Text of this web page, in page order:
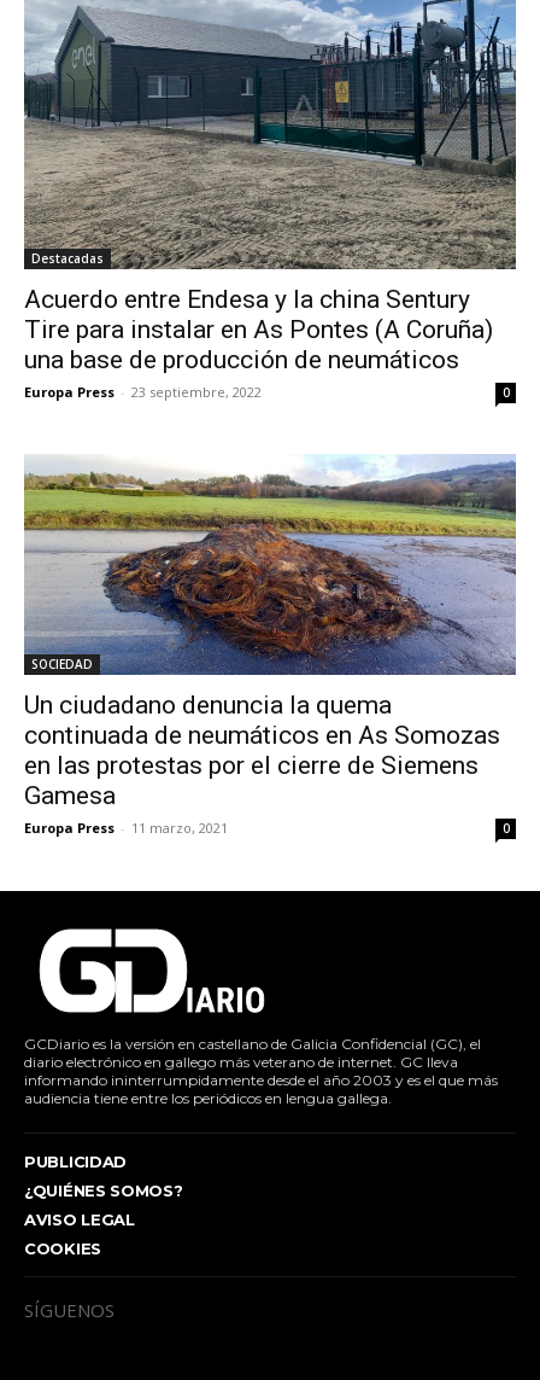
Destacadas
Acuerdo entre Endesa y la china Sentury
Tire para instalar en As Pontes (A Coruña)
una base de producción de neumáticos
Europa Press - 23 septiembre, 2022 0
SOCIEDAD
Un ciudadano denuncia la quema
continuada de neumáticos en As Somozas
en las protestas por el cierre de Siemens
Gamesa
Europa Press - 11 marzo, 2021 0
GCDiario es la versión en castellano de Galicia Confidencial (GC), el
diario electrónico en gallego más veterano de internet. GC lleva
informando ininterrumpidamente desde el año 2003 y es el que más
audiencia tiene entre los periódicos en lengua gallega.
PUBLICIDAD
¿QUIÉNES SOMOS?
AVISO LEGAL
COOKIES
SÍGUENOS